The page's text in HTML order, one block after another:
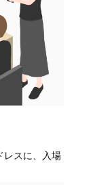
レスに、入場